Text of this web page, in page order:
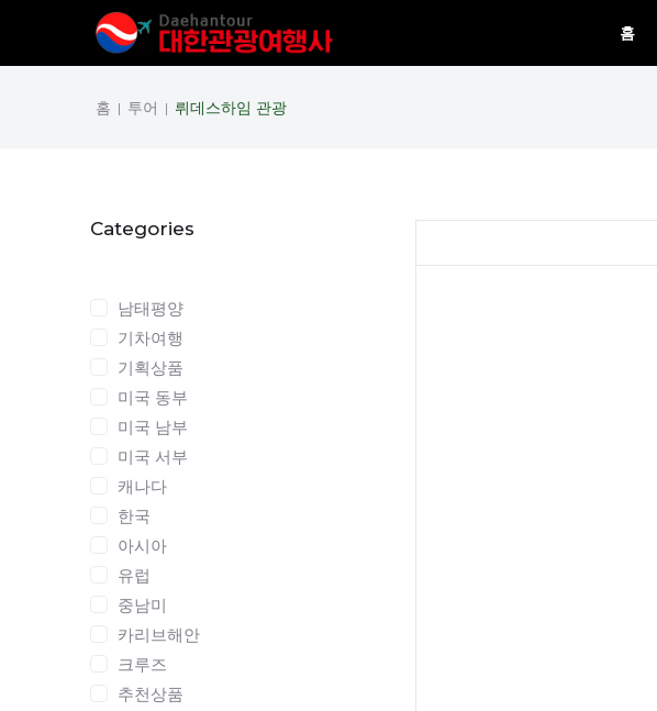
홈
홈 | 투어 | 뤼데스하임 관광
Categories
남태평양
기차여행
기획상품
미국 동부
미국 남부
미국 서부
캐나다
한국
아시아
유럽
중남미
카리브해안
크루즈
추천상품